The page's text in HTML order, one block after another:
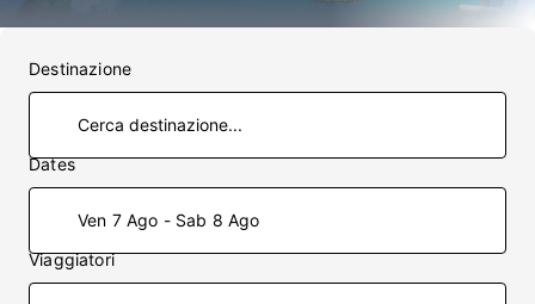
Destinazione
Dates
Ven 7 Ago - Sab 8 Ago
Viaggiatori